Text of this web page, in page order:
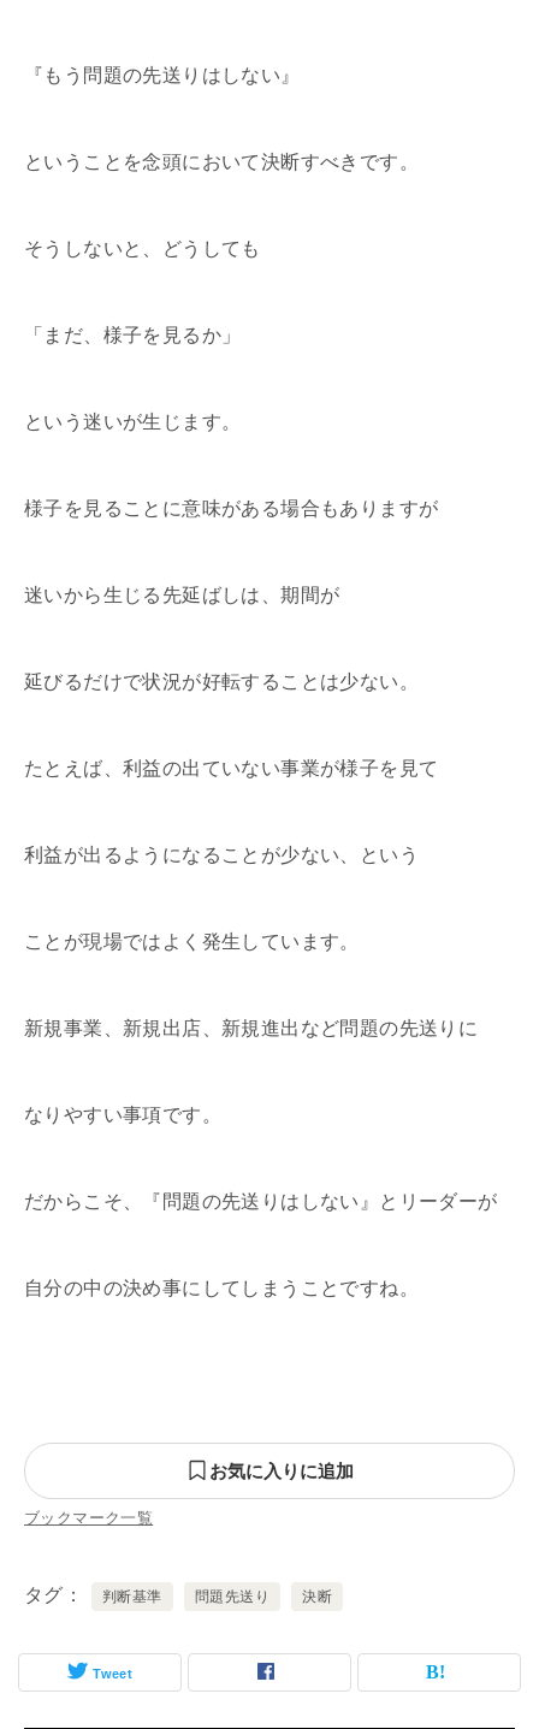
『もう問題の先送りはしない』
ということを念頭において決断すべきです。
そうしないと、どうしても
「まだ、様子を見るか」
という迷いが生じます。
様子を見ることに意味がある場合もありますが
迷いから生じる先延ばしは、期間が
延びるだけで状況が好転することは少ない。
たとえば、利益の出ていない事業が様子を見て
利益が出るようになることが少ない、という
ことが現場ではよく発生しています。
新規事業、新規出店、新規進出など問題の先送りに
なりやすい事項です。
だからこそ、『問題の先送りはしない』とリーダーが
自分の中の決め事にしてしまうことですね。
お気に入りに追加
ブックマーク一覧
タグ 判断基準 問題先送り 決断
Tweet